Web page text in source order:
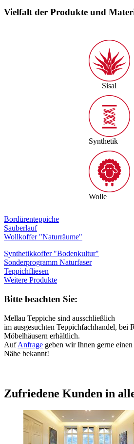
Vielfalt der Produkte und
Sisal
Synthetik
Wolle
Bordürenteppiche
Sauberlauf
Wollkoffer "Naturräume"
Synthetikkoffer "Bodenkultur"
Sonderprogramm Naturfaser
Teppichfliesen
Weitere Produkte
Bitte beachten Sie:
Mellau Teppiche sind ausschließlich
im ausgesuchten Teppichfachhandel, bei
Möbelhäusern erhältlich.
AufAnfrage geben wir Ihnen gerne
Nähe bekannt!
Zufriedene Kunden in